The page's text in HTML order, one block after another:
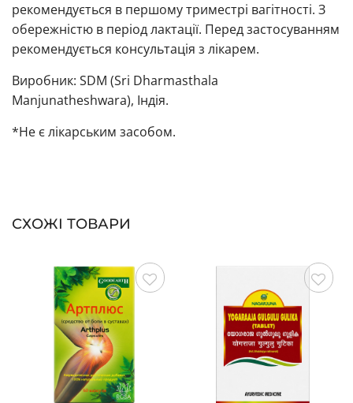
рекомендується в першому триместрі вагітності. З
обережністю в період лактації. Перед застосуванням
рекомендується консультація з лікарем.
Виробник: SDM (Sri Dharmasthala
Manjunatheshwara), Індія.
*Не є лікарським засобом.
СХОЖІ ТОВАРИ
Зберегти Зберегти